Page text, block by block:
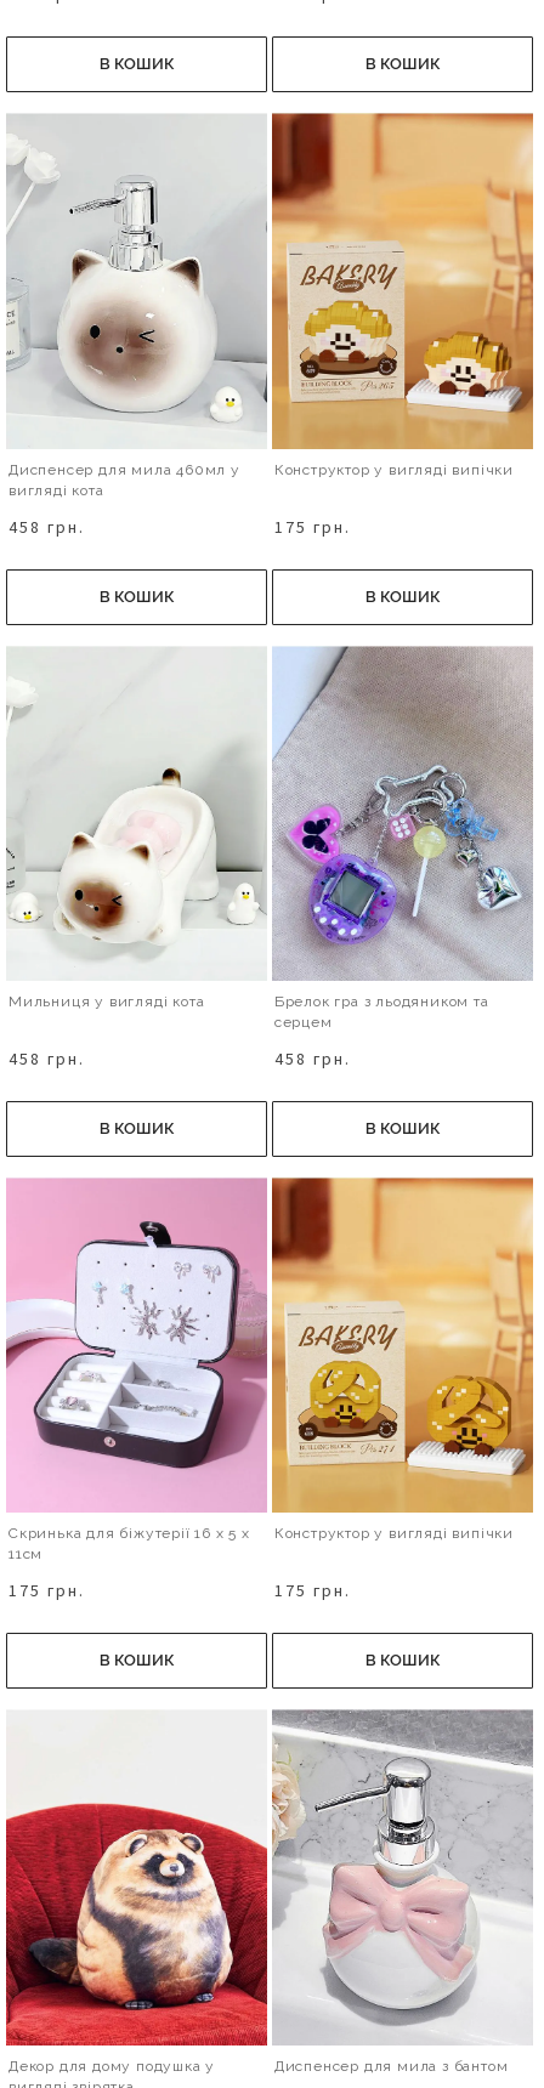
В КОШИК В КОШИК
Диспенсер для мила 460мл у
вигляді кота
458 грн.
В КОШИК
Конструктор у вигляді випічки
175 грн.
В КОШИК
Мильниця у вигляді кота
458 грн.
В КОШИК
Брелок гра з льодяником та
серцем
458 грн.
В КОШИК
Скринька для біжутерії 16 х 5 х
11см
175 грн.
В КОШИК
Конструктор у вигляді випічки
175 грн.
В КОШИК
Декор для дому подушка у
Диспенсер для мила з бантом